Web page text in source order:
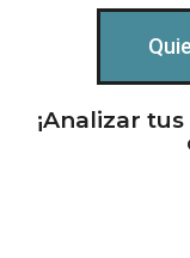
¡Analizar